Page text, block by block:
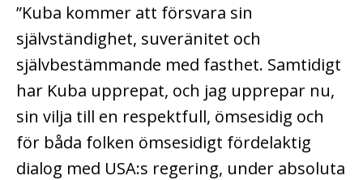
”Kuba kommer att försvara sin
självständighet, suveränitet och
självbestämmande med fasthet. Samtidigt
har Kuba upprepat, och jag upprepar nu,
sin vilja till en respektfull, ömsesidig och
för båda folken ömsesidigt fördelaktig
dialog med USA:s regering, under absoluta